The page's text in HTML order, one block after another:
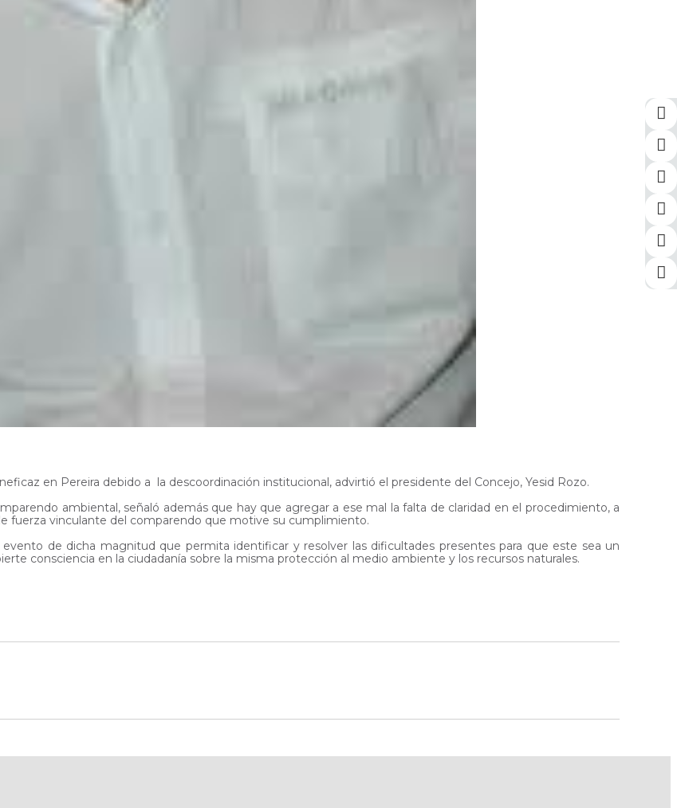
en Pereira debido a la descoordinación institucional, advirtió el presidente del Concejo, Yesid Rozo.
ambiental, señaló además que hay que agregar a ese mal la falta de claridad en el procedimiento, a
fuerza vinculante del comparendo que motive su cumplimiento.
de dicha magnitud que permita identificar y resolver las dificultades presentes para que este sea un
consciencia en la ciudadanía sobre la misma protección al medio ambiente y los recursos naturales.